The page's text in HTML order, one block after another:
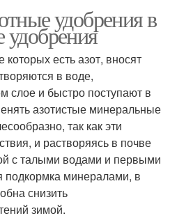
удобрения в
есть азот, вносят
в воде,
слое и быстро поступают в
азотистые минеральные
так как эти
и растворяясь в почве
с талыми водами и первыми
подкормка минералами, в
снизить
зимой.